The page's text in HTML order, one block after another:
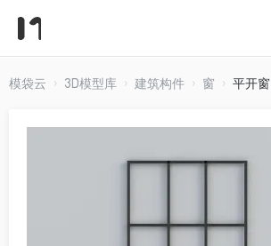
模袋云 3D模型库 建筑构件 窗 平开窗